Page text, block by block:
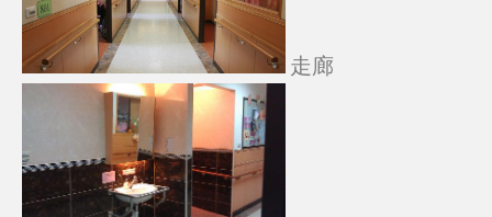
走廊